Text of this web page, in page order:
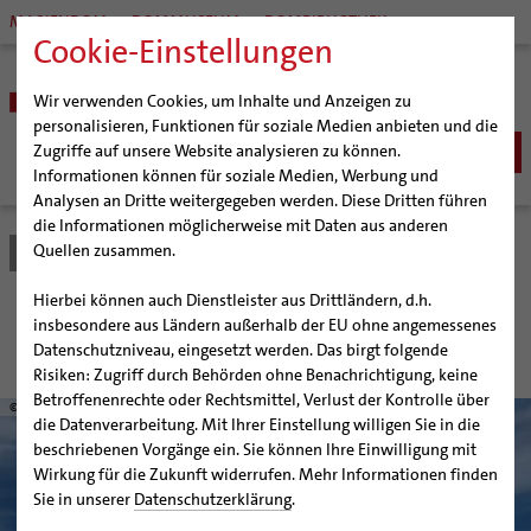
Cookie-Einstellungen
Wir verwenden Cookies, um Inhalte und Anzeigen zu
personalisieren, Funktionen für soziale Medien anbieten und die
Zugriffe auf unsere Website analysieren zu können.
Informationen können für soziale Medien, Werbung und
Analysen an Dritte weitergegeben werden. Diese Dritten führen
die Informationen möglicherweise mit Daten aus anderen
Quellen zusammen.
Hierbei können auch Dienstleister aus Drittländern, d.h.
insbesondere aus Ländern außerhalb der EU ohne angemessenes
Datenschutzniveau, eingesetzt werden. Das birgt folgende
Risiken: Zugriff durch Behörden ohne Benachrichtigung, keine
Betroffenenrechte oder Rechtsmittel, Verlust der Kontrolle über
die Datenverarbeitung. Mit Ihrer Einstellung willigen Sie in die
beschriebenen Vorgänge ein. Sie können Ihre Einwilligung mit
Wirkung für die Zukunft widerrufen. Mehr Informationen finden
Sie in unserer Datenschutzerklärung.
MARIENDOM DOMMUSEUM DOMBIBLIOTHEK
BISTUM
Bischöfe
Weihbischof Dr. Martin Marahrens
Bischof em. Norbert Trelle
Weihbischof em. Bongartz
Weihbischof em. Schwerdtfeger
Weihbischof em. Koitz
Bischof em. Dr. Wüstenberg
Generalvikariat
Gremien
Diözesangericht
Gemeindegremien
Pfarrgemeinden
Hildesheimer Dom
Virtueller Rundgang durch den Dom
Tausendjähriger Rosenstock
Die Hildesheimer Dommusik
Wallfahrten | Pilgern
Termine Wallfahrten und Pilgern
Jakobswege im Bistum Hildesheim
Veranstaltungen
Strategieprozess
Jugend
SEELSORGE
Katholisch werden
Wiedereintritt
Erwachsenenkatechumenat
Glaube leben
Glaubensveranstaltungen
Taufe
Fragen zur Taufe
Erwachsenentaufe
Taufsymbole
Erstkommunion
Firmung
Hochzeit
Katholisch heiraten
Lebensende
Bistum Hildesheim
Seelsorgefelder
© Dietmar Meinert / pixelio.de